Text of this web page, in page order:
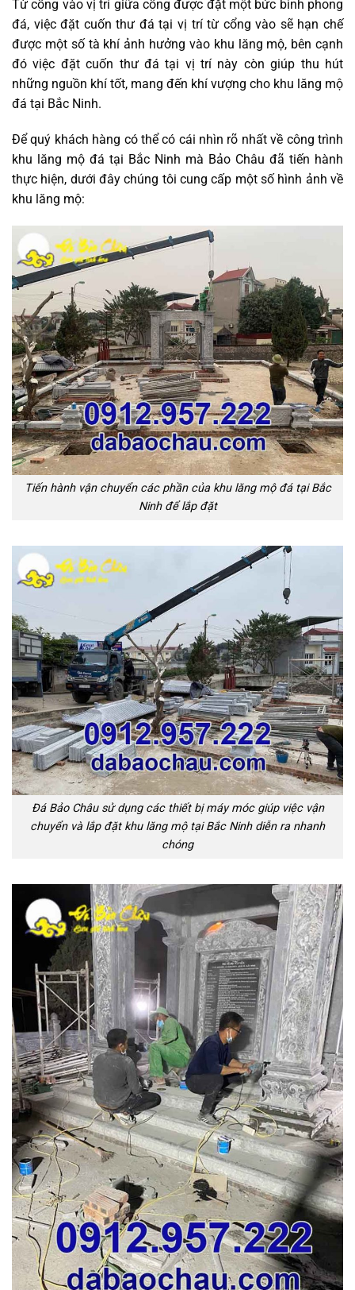
Từ cổng vào vị trí giữa cổng được đặt một bức bình phong
đá, việc đặt cuốn thư đá tại vị trí từ cổng vào sẽ hạn chế
được một số tà khí ảnh hưởng vào khu lăng mộ, bên cạnh
đó việc đặt cuốn thư đá tại vị trí này còn giúp thu hút
những nguồn khí tốt, mang đến khí vượng cho khu lăng mộ
đá tại Bắc Ninh.
Để quý khách hàng có thể có cái nhìn rõ nhất về công trình
khu lăng mộ đá tại Bắc Ninh mà Bảo Châu đã tiến hành
thực hiện, dưới đây chúng tôi cung cấp một số hình ảnh về
khu lăng mộ:
Tiến hành vận chuyển các phần của khu lăng mộ đá tại Bắc
Ninh để lắp đặt
Đá Bảo Châu sử dụng các thiết bị máy móc giúp việc vận
chuyển và lắp đặt khu lăng mộ tại Bắc Ninh diễn ra nhanh
chóng